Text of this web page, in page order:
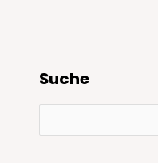
Suche